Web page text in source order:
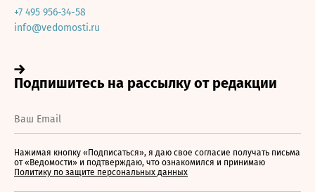
+7 495 956-34-58
info@vedomosti.ru
Нажимая кнопку «Подписаться», я даю свое согласие получать письма
от «Ведомости» и подтверждаю, что ознакомился и принимаю
Политику по защите персональных данных